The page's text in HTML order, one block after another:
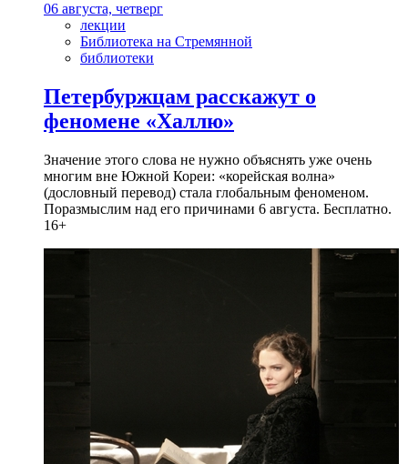
06 августа, четверг
лекции
Библиотека на Стремянной
библиотеки
Петербуржцам расскажут о
феномене «Халлю»
Значение этого слова не нужно объяснять уже очень
многим вне Южной Кореи: «корейская волна»
(дословный перевод) стала глобальным феноменом.
Поразмыслим над его причинами 6 августа. Бесплатно.
16+